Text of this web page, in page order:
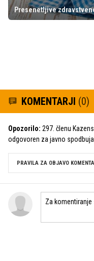
Presenetljive
KOMENTARJI (0)
Opozorilo: 297. členu
odgovoren za javno
PRAVILA ZA OBJAVO